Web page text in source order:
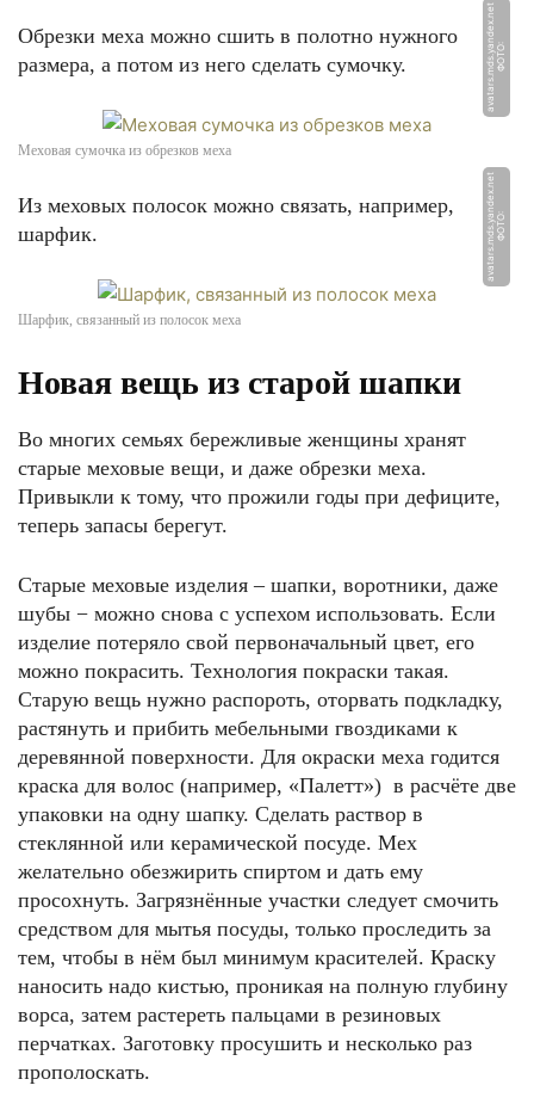
Обрезки меха можно сшить в полотно нужного
размера, а потом из него сделать сумочку.
Ф
О
Т
О:
a
v
a
t
a
r
s.
m
d
s.
y
a
n
d
e
x.
n
e
t
Меховая сумочка из обрезков меха
Из меховых полосок можно связать, например,
шарфик.
Ф
О
Т
О:
a
v
a
t
a
r
s.
m
d
s.
y
a
n
d
e
x.
n
e
t
Шарфик, связанный из полосок меха
Новая вещь из старой шапки
Во многих семьях бережливые женщины хранят
старые меховые вещи, и даже обрезки меха.
Привыкли к тому, что прожили годы при дефиците,
теперь запасы берегут.
Старые меховые изделия – шапки, воротники, даже
шубы − можно снова с успехом использовать. Если
изделие потеряло свой первоначальный цвет, его
можно покрасить. Технология покраски такая.
Старую вещь нужно распороть, оторвать подкладку,
растянуть и прибить мебельными гвоздиками к
деревянной поверхности. Для окраски меха годится
краска для волос (например, «Палетт») в расчёте две
упаковки на одну шапку. Сделать раствор в
стеклянной или керамической посуде. Мех
желательно обезжирить спиртом и дать ему
просохнуть. Загрязнённые участки следует смочить
средством для мытья посуды, только проследить за
тем, чтобы в нём был минимум красителей. Краску
наносить надо кистью, проникая на полную глубину
ворса, затем растереть пальцами в резиновых
перчатках. Заготовку просушить и несколько раз
прополоскать.